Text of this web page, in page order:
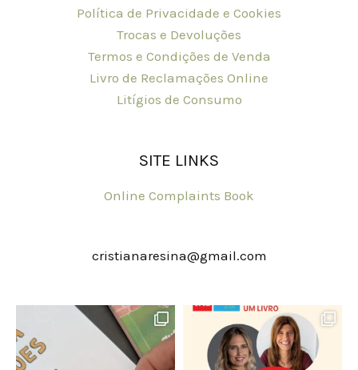
Política de Privacidade e Cookies
Trocas e Devoluções
Termos e Condições de Venda
Livro de Reclamações Online
Litígios de Consumo
SITE LINKS
Online Complaints Book
cristianaresina@gmail.com